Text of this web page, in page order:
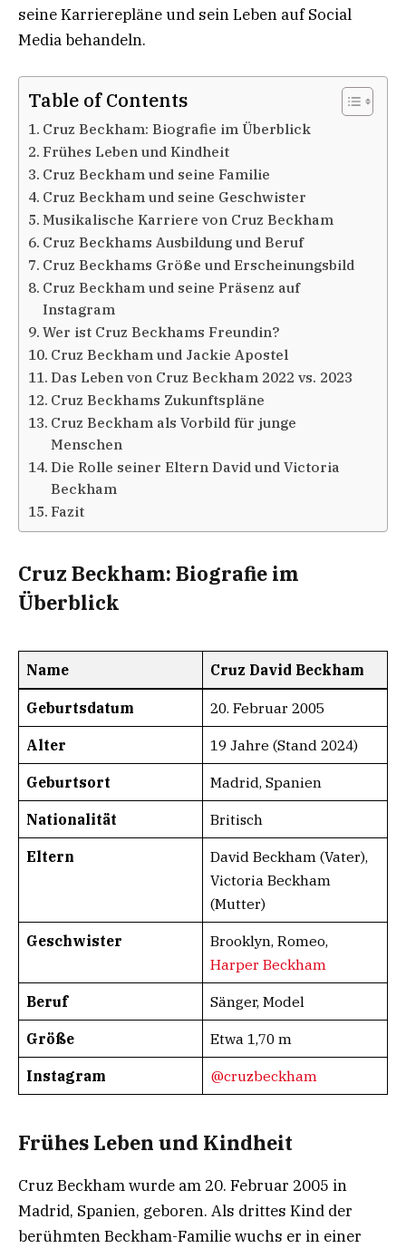
seine Karrierepläne und sein Leben auf Social
Media behandeln.
Table of Contents
Cruz Beckham: Biografie im Überblick
Frühes Leben und Kindheit
Cruz Beckham und seine Familie
Cruz Beckham und seine Geschwister
Musikalische Karriere von Cruz Beckham
Cruz Beckhams Ausbildung und Beruf
Cruz Beckhams Größe und Erscheinungsbild
Cruz Beckham und seine Präsenz auf
Instagram
Wer ist Cruz Beckhams Freundin?
Cruz Beckham und Jackie Apostel
Das Leben von Cruz Beckham 2022 vs. 2023
Cruz Beckhams Zukunftspläne
Cruz Beckham als Vorbild für junge
Menschen
Die Rolle seiner Eltern David und Victoria
Beckham
Fazit
Cruz Beckham: Biografie im
Überblick
Name Cruz David Beckham
Geburtsdatum 20. Februar 2005
Alter 19 Jahre (Stand 2024)
Geburtsort Madrid, Spanien
Nationalität Britisch
Eltern
David Beckham (Vater),
Victoria Beckham
(Mutter)
Geschwister
Brooklyn, Romeo,
Harper Beckham
Beruf Sänger, Model
Größe Etwa 1,70 m
Instagram @cruzbeckham
Frühes Leben und Kindheit
Cruz Beckham wurde am 20. Februar 2005 in
Madrid, Spanien, geboren. Als drittes Kind der
berühmten Beckham-Familie wuchs er in einer